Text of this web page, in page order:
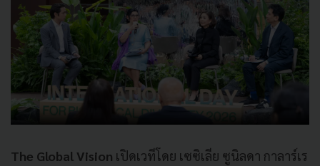
The Global Vision เปิดเวทีโดย เซซิเลีย ซูนิลดา กาลาร์เร